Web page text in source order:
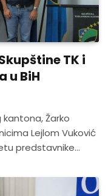
TK i
u BiH
kantona, Žarko
Lejlom Vuković
predstavnike…